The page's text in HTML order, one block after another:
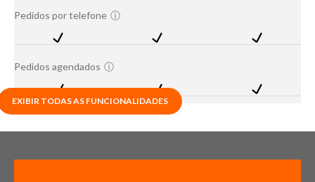
Pedidos por telefone ⓘ
Pedidos agendados ⓘ
EXIBIR TODAS AS FUNCIONALIDADES